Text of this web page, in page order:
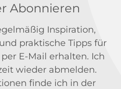
Abonnieren
Inspiration,
praktische Tipps für
E-Mail erhalten. Ich
wieder abmelden.
finde ich in der